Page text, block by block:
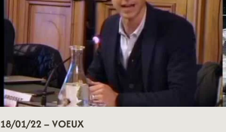
18/01/22 – VOEUX